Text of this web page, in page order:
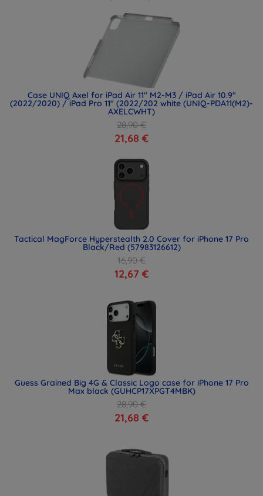
Case UNIQ Axel for iPad Air 11" M2-M3 / iPad Air 10.9"
(2022/2020) / iPad Pro 11" (2022/202 white (UNIQ-PDA11(M2)-
AXELCWHT)
28,90 €
21,68 €
Tactical MagForce Hyperstealth 2.0 Cover for iPhone 17 Pro
Black/Red (57983126612)
16,90 €
12,67 €
Guess Grained Big 4G & Classic Logo case for iPhone 17 Pro
Max black (GUHCP17XPGT4MBK)
28,90 €
21,68 €